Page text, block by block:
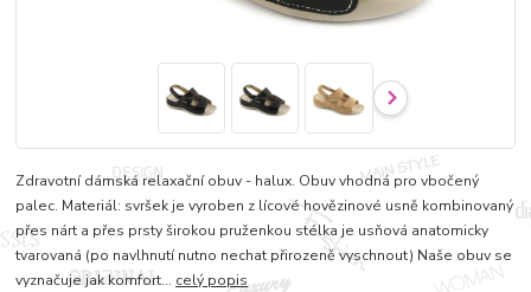
Zdravotní dámská relaxační obuv - halux. Obuv vhodná pro vbočený
palec. Materiál: svršek je vyroben z lícové hovězinové usně kombinovaný
přes nárt a přes prsty širokou pruženkou stélka je usňová anatomicky
tvarovaná (po navlhnutí nutno nechat přirozeně vyschnout) Naše obuv se
vyznačuje jak komfort... celý popis